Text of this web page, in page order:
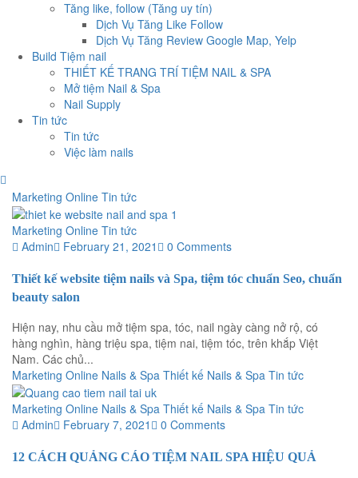
Tăng like, follow (Tăng uy tín)
Dịch Vụ Tăng Like Follow
Dịch Vụ Tăng Review Google Map, Yelp
Build Tiệm nail
THIẾT KẾ TRANG TRÍ TIỆM NAIL & SPA
Mở tiệm Nail & Spa
Nail Supply
Tin tức
Tin tức
Việc làm nails
Marketing Online Tin tức
Marketing Online Tin tức
Admin
February 21, 2021 0 Comments
Thiết kế website tiệm nails và Spa, tiệm tóc chuẩn Seo, chuẩn
beauty salon
Hiện nay, nhu cầu mở tiệm spa, tóc, nail ngày càng nở rộ, có
hàng nghìn, hàng triệu spa, tiệm nai, tiệm tóc, trên khắp Việt
Nam. Các chủ...
Marketing Online Nails & Spa Thiết kế Nails & Spa Tin tức
Marketing Online Nails & Spa Thiết kế Nails & Spa Tin tức
Admin
February 7, 2021 0 Comments
12 CÁCH QUẢNG CÁO TIỆM NAIL SPA HIỆU QUẢ